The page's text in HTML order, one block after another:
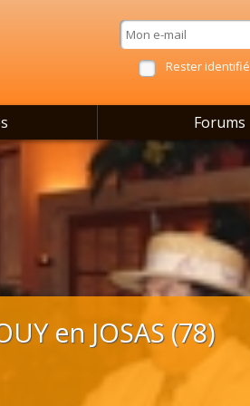
Rester identifié
Forums
en JOSAS (78)